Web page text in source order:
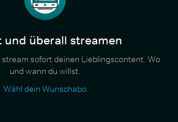
und überall streamen
stream sofort deinen Lieblingscontent. Wo
und wann du willst.
Wähl dein Wunschabo